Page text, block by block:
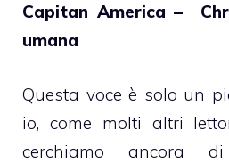
Capitan America –
umana
Questa voce è solo un
io, come molti altri
cerchiamo ancora